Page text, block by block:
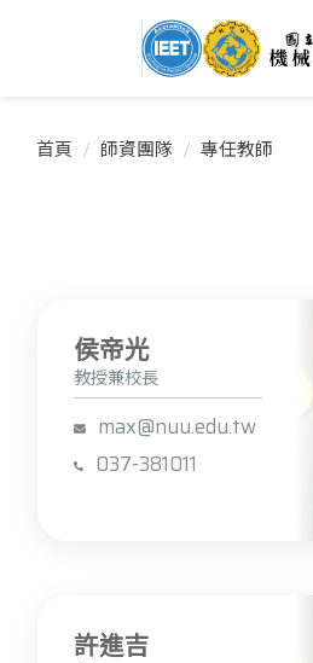
首頁 師資團隊 專任教師
侯帝光
教授兼校長
max@nuu.edu.tw
037-381011
許進吉